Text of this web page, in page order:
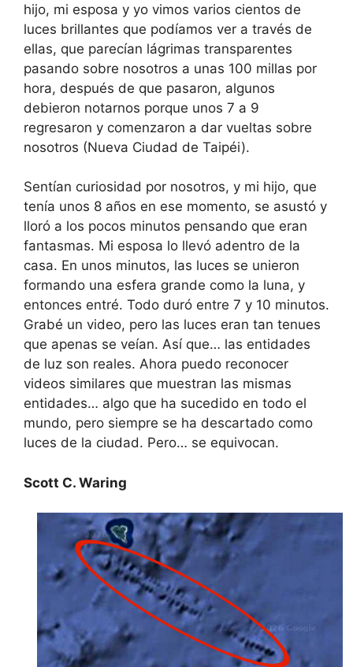
hijo, mi esposa y yo vimos varios cientos de
luces brillantes que podíamos ver a través de
ellas, que parecían lágrimas transparentes
pasando sobre nosotros a unas 100 millas por
hora, después de que pasaron, algunos
debieron notarnos porque unos 7 a 9
regresaron y comenzaron a dar vueltas sobre
nosotros (Nueva Ciudad de Taipéi).
Sentían curiosidad por nosotros, y mi hijo, que
tenía unos 8 años en ese momento, se asustó y
lloró a los pocos minutos pensando que eran
fantasmas. Mi esposa lo llevó adentro de la
casa. En unos minutos, las luces se unieron
formando una esfera grande como la luna, y
entonces entré. Todo duró entre 7 y 10 minutos.
Grabé un video, pero las luces eran tan tenues
que apenas se veían. Así que… las entidades
de luz son reales. Ahora puedo reconocer
videos similares que muestran las mismas
entidades… algo que ha sucedido en todo el
mundo, pero siempre se ha descartado como
luces de la ciudad. Pero… se equivocan.
Scott C. Waring